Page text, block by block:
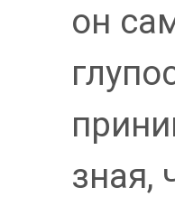
он
зная,